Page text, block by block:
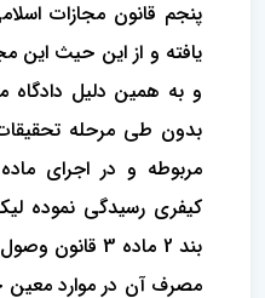
و به همین دلیل دادگاه
بدون طی مرحله
کیفری رسیدگی نموده
بند 2 ماده 3
مصرف آن در موارد معین